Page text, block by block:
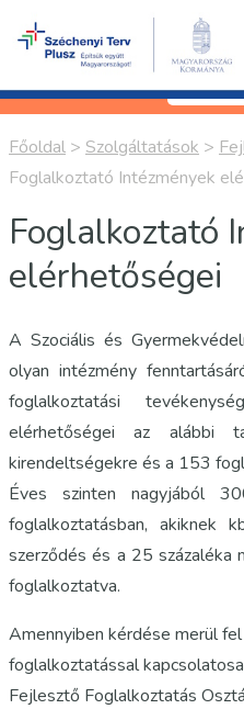
Főoldal > Szolgáltatások >
Foglalkoztató Intézmények
Foglalkoztató
elérhetőségei
A Szociális és
olyan intézmény
foglalkoztatási
elérhetőségei az alábbi
kirendeltségekre és a 153
Éves szinten nagyjából
foglalkoztatásban, akiknek
szerződés és a 25 százaléka
foglalkoztatva.
Amennyiben kérdése merül
foglalkoztatással
Fejlesztő Foglalkoztatás